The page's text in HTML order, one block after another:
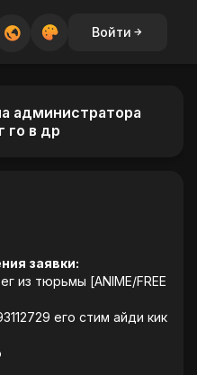
Войти
администратора
го в др
заявки:
из тюрьмы [ANIME/FREE
его стим айди кик